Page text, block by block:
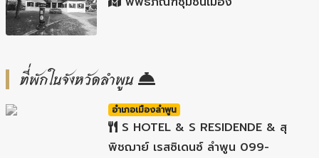
ที่พักในจังหวัดลำพูน
อำเภอเมืองลำพูน
S HOTEL & S RESIDENDE & สุ
พิชฌาย์ เรสซิเดนซ์ ลำพูน 099-